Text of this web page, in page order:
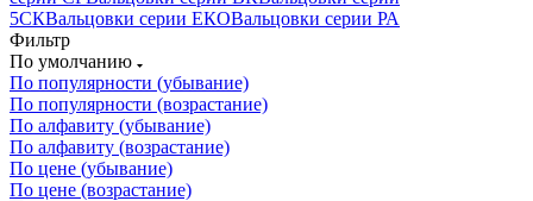
5СКВальцовки серии ЕКОВальцовки серии РА
Фильтр
По умолчанию
По популярности (убывание)
По популярности (возрастание)
По алфавиту (убывание)
По алфавиту (возрастание)
По цене (убывание)
По цене (возрастание)